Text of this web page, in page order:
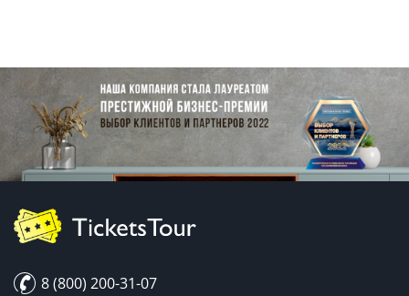
8 (800) 200-31-07